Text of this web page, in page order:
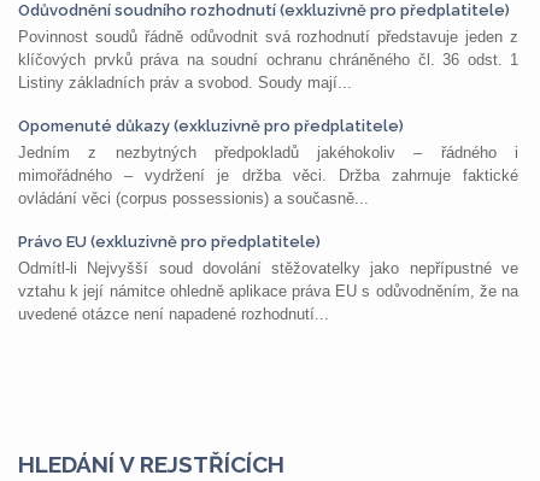
Odůvodnění soudního rozhodnutí (exkluzivně pro předplatitele)
Povinnost soudů řádně odůvodnit svá rozhodnutí představuje jeden z
klíčových prvků práva na soudní ochranu chráněného čl. 36 odst. 1
Listiny základních práv a svobod. Soudy mají...
Opomenuté důkazy (exkluzivně pro předplatitele)
Jedním z nezbytných předpokladů jakéhokoliv – řádného i
mimořádného – vydržení je držba věci. Držba zahrnuje faktické
ovládání věci (corpus possessionis) a současně...
Právo EU (exkluzivně pro předplatitele)
Odmítl-li Nejvyšší soud dovolání stěžovatelky jako nepřípustné ve
vztahu k její námitce ohledně aplikace práva EU s odůvodněním, že na
uvedené otázce není napadené rozhodnutí...
HLEDÁNÍ V REJSTŘÍCÍCH